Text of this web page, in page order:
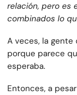
relación, pero es
combinados lo
A veces, la gente
porque parece
esperaba.
Entonces, a